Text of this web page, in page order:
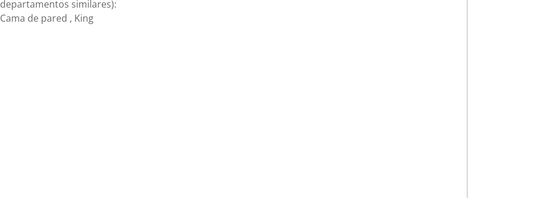
departamentos similares):
Cama de pared , King